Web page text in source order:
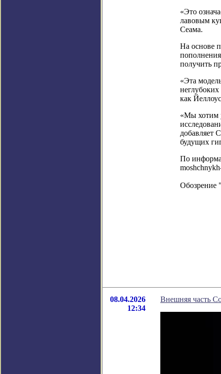
«Это
лавовым
Сеама.
На основе
получить
«Эта
как
«Мы хотим
добавляет
будущих
По
Обозрение
08.04.2026
12:34
Внешняя часть